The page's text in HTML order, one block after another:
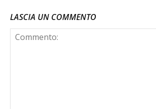
LASCIA UN COMMENTO